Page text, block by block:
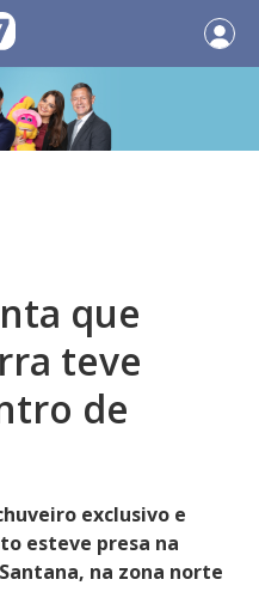
que
teve
de
exclusivo e
esteve presa na
na zona norte